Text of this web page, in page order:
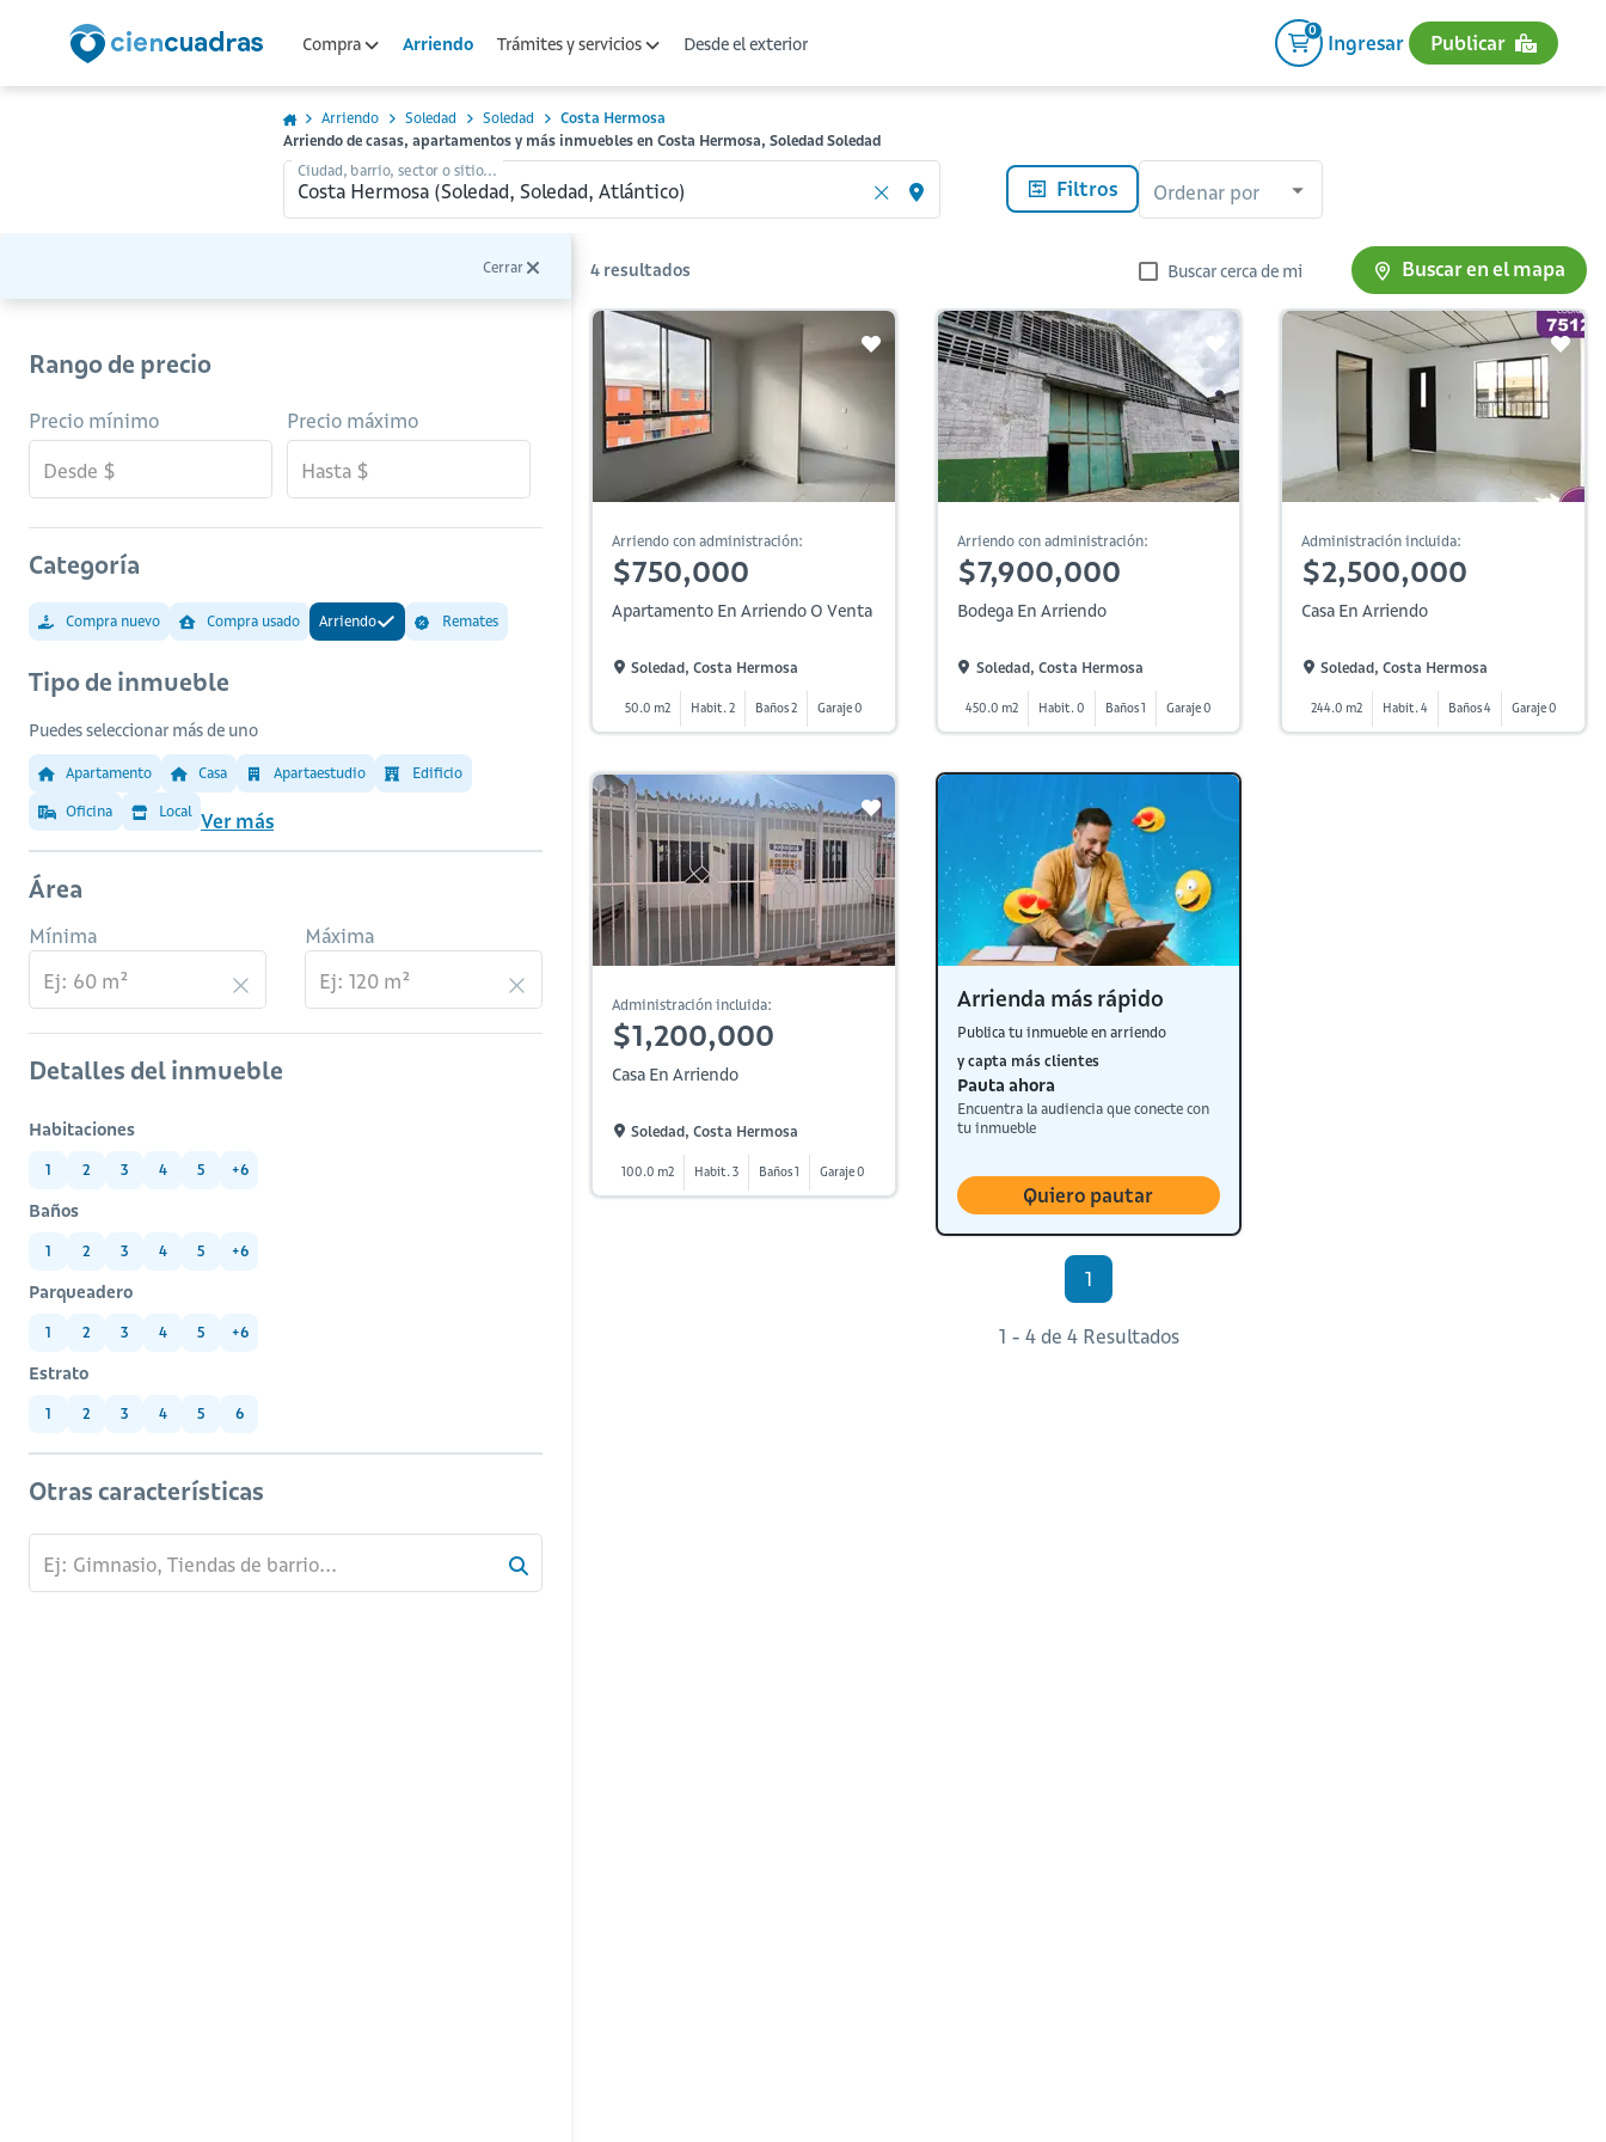
Compra Arriendo Trámites y servicios Desde el exterior
0
Ingresar Publicar
Arriendo Soledad Soledad
Costa Hermosa
Arriendo de casas, apartamentos y más inmuebles en Costa Hermosa, Soledad Soledad
Ciudad, barrio, sector o sitio...
Filtros Ordenar por
Cerrar
Rango de precio
Precio mínimo Precio máximo
Categoría
Compra nuevo Compra usado Arriendo Remates
Tipo de inmueble
Puedes seleccionar más de uno
Apartamento Casa Apartaestudio Edificio
Oficina Local Ver más
Área
Mínima Máxima
Detalles del inmueble
Habitaciones
1 2 3 4 5 +6
Baños
1 2 3 4 5 +6
Parqueadero
1 2 3 4 5 +6
Estrato
1 2 3 4 5 6
Otras características
4 resultados Buscar cerca de mi Buscar en el mapa
Arriendo con administración:
$750,000
Apartamento En Arriendo O Venta
Soledad, Costa Hermosa
50.0 m2 Habit. 2 Baños 2 Garaje 0
Arriendo con administración:
$7,900,000
Bodega En Arriendo
Soledad, Costa Hermosa
450.0 m2 Habit. 0 Baños 1 Garaje 0
Administración incluida:
$2,500,000
Casa En Arriendo
Soledad, Costa Hermosa
244.0 m2 Habit. 4 Baños 4 Garaje 0
Administración incluida:
$1,200,000
Casa En Arriendo
Soledad, Costa Hermosa
100.0 m2 Habit. 3 Baños 1 Garaje 0
Arrienda más rápido
Publica tu inmueble en arriendo
y capta más clientes
Pauta ahora
Encuentra la audiencia que conecte con
tu inmueble
Quiero pautar
1
1 - 4 de 4 Resultados